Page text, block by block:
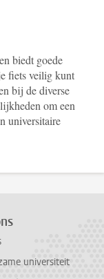
biedt goede
fiets veilig kunt
bij de diverse
om een
universitaire
universiteit